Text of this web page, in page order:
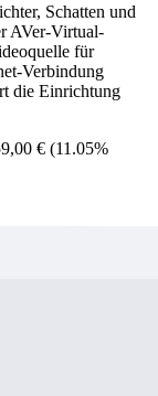
Schatten und
AVer-Virtual-
für
Verbindung
die Einrichtung
€ (11.05%